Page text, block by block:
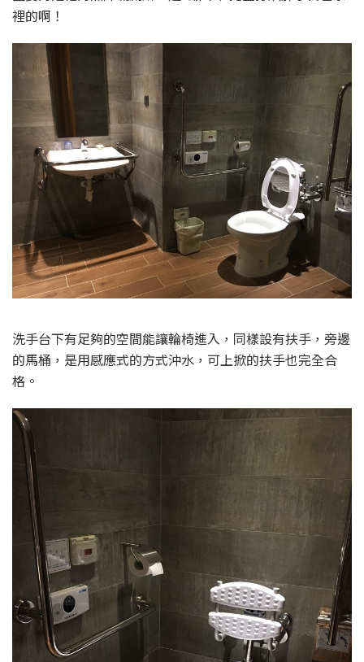
裡的啊！
洗手台下有足夠的空間能讓輪椅進入，同樣設有扶手，旁邊
的馬桶，是用感應式的方式沖水，可上掀的扶手也完全合
格。